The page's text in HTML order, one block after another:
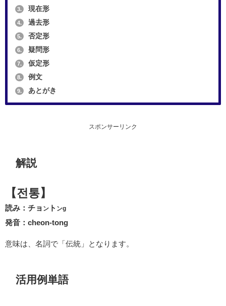
3. 現在形
4. 過去形
5. 否定形
6. 疑問形
7. 仮定形
8. 例文
9. あとがき
スポンサーリンク
解説
【전통】
読み：チョ ン ト ンg
発音：cheon-tong
意味は、名詞で「伝統」となります。
活用例単語